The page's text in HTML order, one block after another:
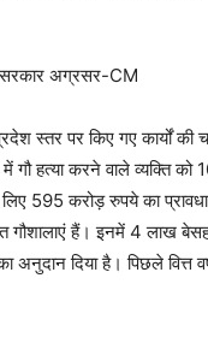
सरकार अग्रसर-CM
स्तर पर किए गए कार्यों की
गौ हत्या करने वाले व्यक्ति
लिए 595 करोड़ रुपये का
हैं। इनमें 4 लाख
दिया है। पिछले वित्त